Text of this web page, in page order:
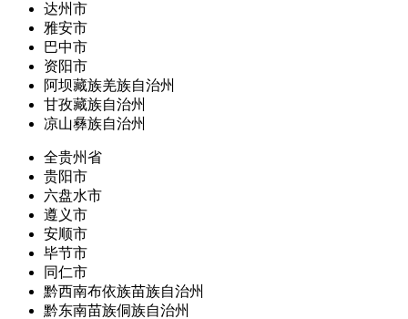
达州市
雅安市
巴中市
资阳市
阿坝藏族羌族自治州
甘孜藏族自治州
凉山彝族自治州
全贵州省
贵阳市
六盘水市
遵义市
安顺市
毕节市
同仁市
黔西南布依族苗族自治州
黔东南苗族侗族自治州